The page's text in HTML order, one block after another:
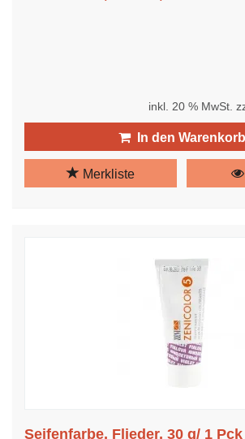
inkl. 20 % MwSt.
In den Warenkorb
Merkliste
Seifenfarbe, Flieder, 30 g/ 1 Pck